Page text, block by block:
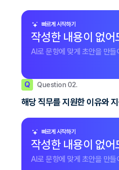
빠르게 시작하기
작성한 내용이 없어
AI로 문항에 맞게 초안을 만들
Q Question 02.
해당 직무를 지원한 이유와
빠르게 시작하기
작성한 내용이 없어
AI로 문항에 맞게 초안을 만들